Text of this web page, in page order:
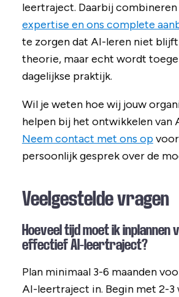
leertraject. Daarbij combineren
expertise en ons complete
te zorgen dat AI-leren niet
theorie, maar echt wordt
dagelijkse praktijk.
Wil je weten hoe wij jouw
helpen bij het ontwikkelen van
Neem contact met ons op
persoonlijk gesprek over de
Veelgestelde vragen
Hoeveel tijd moet ik inplannen
effectief AI-leertraject?
Plan minimaal 3-6 maanden
AI-leertraject in. Begin met 2-3